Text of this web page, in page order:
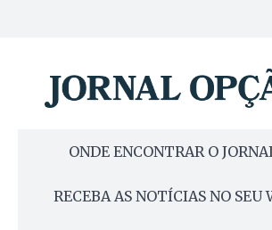
ONDE ENCONTRAR O
RECEBA AS NOTÍCIAS NO SEU